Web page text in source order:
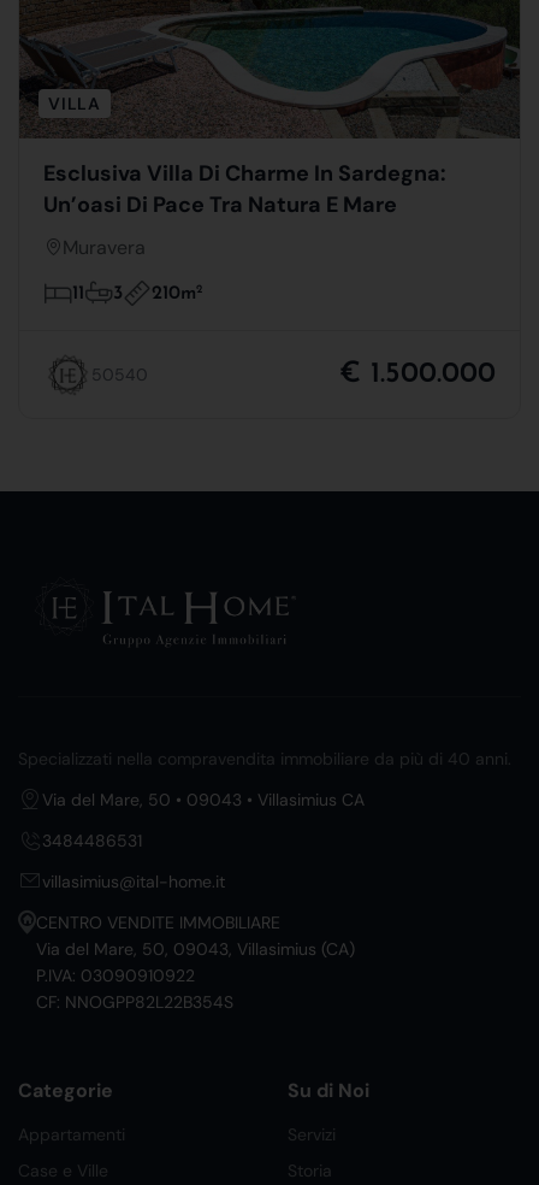
VILLA
Esclusiva Villa Di Charme In Sardegna:
Un’oasi Di Pace Tra Natura E Mare
Muravera
11 3 210m2
50540 € 1.500.000
Specializzati nella compravendita immobiliare da più di 40 anni.
Via del Mare, 50 • 09043 • Villasimius CA
3484486531
villasimius@ital-home.it
CENTRO VENDITE IMMOBILIARE
Via del Mare, 50, 09043, Villasimius (CA)
P.IVA: 03090910922
CF: NNOGPP82L22B354S
Categorie
Appartamenti
Case e Ville
Su di Noi
Servizi
Storia